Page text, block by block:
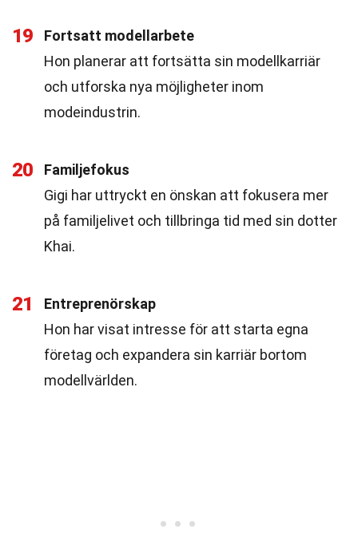
19
Fortsatt modellarbete
Hon planerar att fortsätta sin modellkarriär
och utforska nya möjligheter inom
modeindustrin.
20
Familjefokus
Gigi har uttryckt en önskan att fokusera mer
på familjelivet och tillbringa tid med sin dotter
Khai.
21
Entreprenörskap
Hon har visat intresse för att starta egna
företag och expandera sin karriär bortom
modellvärlden.